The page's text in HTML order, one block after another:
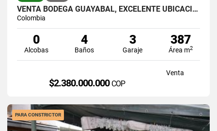
VENTA BODEGA GUAYABAL, EXCELENTE UBICACION EN MALL INDUSTRIAL
Colombia
0
Alcobas
4
Baños
3
Garaje
387
Área m2
Venta
$2.380.000.000 COP
PARA CONSTRICTOR